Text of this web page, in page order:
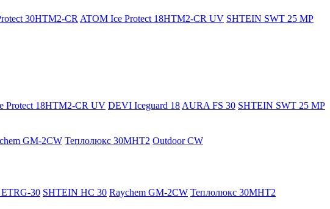
30HTM2-CR ATOM Ice Protect 18HTM2-CR UV SHTEIN SWT 25 MP
Protect 18HTM2-CR UV DEVI Iceguard 18 AURA FS 30 SHTEIN SWT 25 MP
GM-2CW Теплолюкс 30МНТ2 Outdoor CW
30 SHTEIN HC 30 Raychem GM-2CW Теплолюкс 30МНТ2